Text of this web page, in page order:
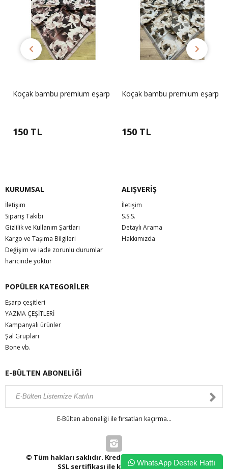
Koçak bambu premium eşarp
150 TL
Koçak bambu premium eşarp
150 TL
KURUMSAL
İletişim
Sipariş Takibi
Gizlilik ve Kullanım Şartları
Kargo ve Taşıma Bilgileri
Değişim ve iade zorunlu durumlar
haricinde yoktur
ALIŞVERİŞ
İletişim
S.S.S.
Detaylı Arama
Hakkımızda
POPÜLER KATEGORİLER
Eşarp çeşitleri
YAZMA ÇEŞİTLERİ
Kampanyalı ürünler
Şal Grupları
Bone vb.
E-BÜLTEN ABONELİĞİ
E-Bülten aboneliği ile fırsatları kaçırma...
© Tüm hakları saklıdır. Kredi kartı bilgileriniz 256bit
SSL sertifikası ile korunmaktadır.WhatsApp Destek Hattı